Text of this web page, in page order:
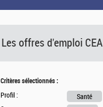
Les offres d'emploi CEA
Critères sélectionnés :
Profil :
Santé